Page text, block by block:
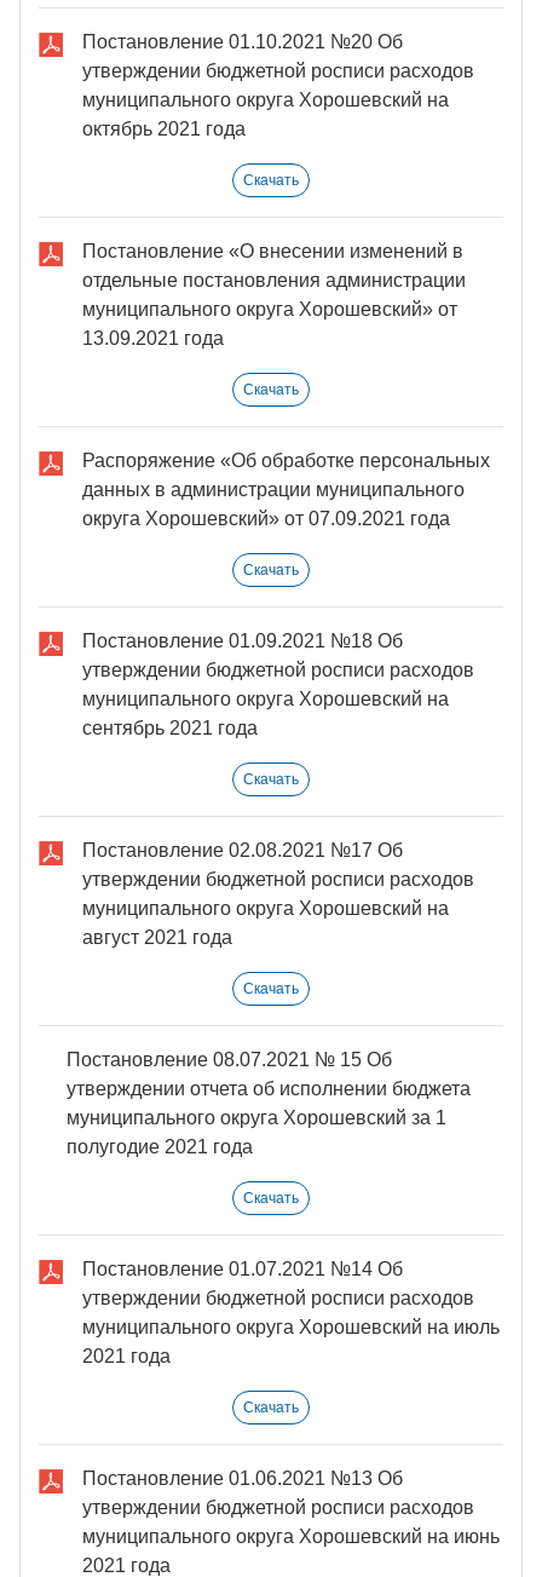
Постановление 01.10.2021 №20 Об
утверждении бюджетной росписи расходов
муниципального округа Хорошевский на
октябрь 2021 года
Скачать
Постановление «О внесении изменений в
отдельные постановления администрации
муниципального округа Хорошевский» от
13.09.2021 года
Скачать
Распоряжение «Об обработке персональных
данных в администрации муниципального
округа Хорошевский» от 07.09.2021 года
Скачать
Постановление 01.09.2021 №18 Об
утверждении бюджетной росписи расходов
муниципального округа Хорошевский на
сентябрь 2021 года
Скачать
Постановление 02.08.2021 №17 Об
утверждении бюджетной росписи расходов
муниципального округа Хорошевский на
август 2021 года
Скачать
Постановление 08.07.2021 № 15 Об
утверждении отчета об исполнении бюджета
муниципального округа Хорошевский за 1
полугодие 2021 года
Скачать
Постановление 01.07.2021 №14 Об
утверждении бюджетной росписи расходов
муниципального округа Хорошевский на июль
2021 года
Скачать
Постановление 01.06.2021 №13 Об
утверждении бюджетной росписи расходов
муниципального округа Хорошевский на июнь
2021 года